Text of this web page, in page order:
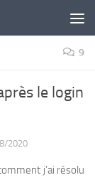
9
le login
2020
j’ai résolu